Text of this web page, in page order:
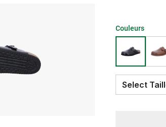
Couleurs